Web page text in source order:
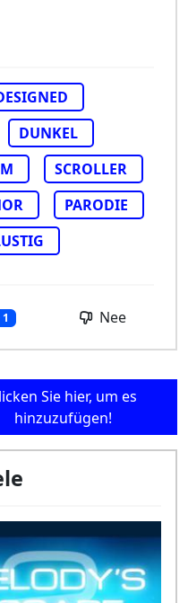
DUNKEL
SCROLLER
PARODIE
Nee
Sie hier, um es
hinzuzufügen!